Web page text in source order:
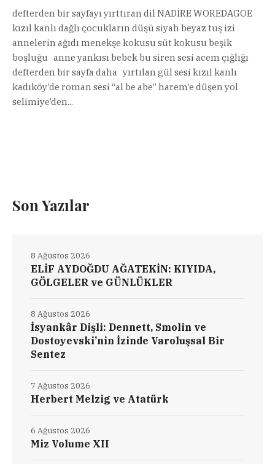
defterden bir sayfayı yırttıran dil NADİRE WOREDAGOE
kızıl kanlı dağlı çocukların düşü siyah beyaz tuş izi
annelerin ağıdı menekşe kokusu süt kokusu beşik
boşluğu anne yankısı bebek bu siren sesi acem çığlığı
defterden bir sayfa daha yırtılan gül sesi kızıl kanlı
kadıköy’de roman sesi “al be abe” harem’e düşen yol
selimiye’den...
Son Yazılar
ELİF AYDOĞDU AĞATEKİN: KIYIDA,
GÖLGELER ve GÜNLÜKLER
8 Ağustos 2026
İsyankâr Dişli: Dennett, Smolin ve
Dostoyevski’nin İzinde Varoluşsal Bir
Sentez
8 Ağustos 2026
Herbert Melzig ve Atatürk
7 Ağustos 2026
Miz Volume XII
6 Ağustos 2026